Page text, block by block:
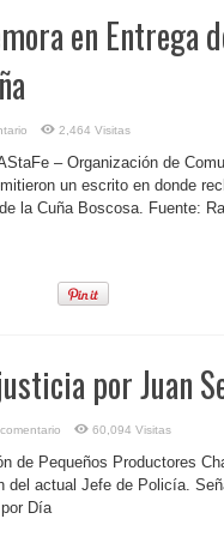
en Entrega
2,464 Visitas
– Organización de
un escrito en donde
la Cuña Boscosa. Fuente:
por Juan
60,094 Visitas
de Pequeños Productores
del actual Jefe de Policía.
Día